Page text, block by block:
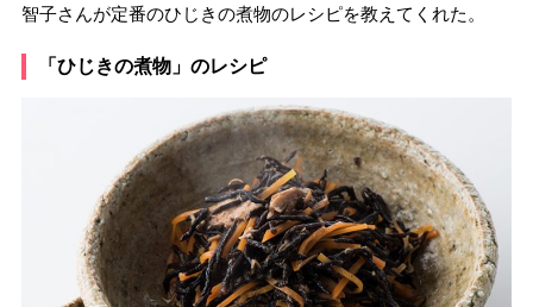
智子さんが定番のひじきの煮物のレシピを教えてくれた。
「ひじきの煮物」のレシピ